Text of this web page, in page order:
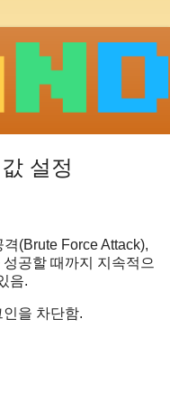
설정
(Brute Force Attack),
공할 때까지 지속적으
음.
을 차단함.